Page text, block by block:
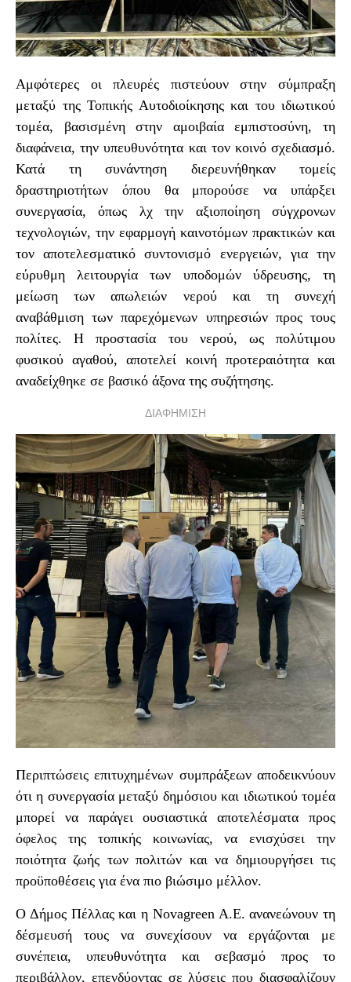
Αμφότερες οι πλευρές πιστεύουν στην σύμπραξη
μεταξύ της Τοπικής Αυτοδιοίκησης και του ιδιωτικού
τομέα, βασισμένη στην αμοιβαία εμπιστοσύνη, τη
διαφάνεια, την υπευθυνότητα και τον κοινό σχεδιασμό.
Κατά τη συνάντηση διερευνήθηκαν τομείς
δραστηριοτήτων όπου θα μπορούσε να υπάρξει
συνεργασία, όπως λχ την αξιοποίηση σύγχρονων
τεχνολογιών, την εφαρμογή καινοτόμων πρακτικών και
τον αποτελεσματικό συντονισμό ενεργειών, για την
εύρυθμη λειτουργία των υποδομών ύδρευσης, τη
μείωση των απωλειών νερού και τη συνεχή
αναβάθμιση των παρεχόμενων υπηρεσιών προς τους
πολίτες. Η προστασία του νερού, ως πολύτιμου
φυσικού αγαθού, αποτελεί κοινή προτεραιότητα και
αναδείχθηκε σε βασικό άξονα της συζήτησης.
ΔΙΑΦΗΜΙΣΗ
Περιπτώσεις επιτυχημένων συμπράξεων αποδεικνύουν
ότι η συνεργασία μεταξύ δημόσιου και ιδιωτικού τομέα
μπορεί να παράγει ουσιαστικά αποτελέσματα προς
όφελος της τοπικής κοινωνίας, να ενισχύσει την
ποιότητα ζωής των πολιτών και να δημιουργήσει τις
προϋποθέσεις για ένα πιο βιώσιμο μέλλον.
Ο Δήμος Πέλλας και η Novagreen A.E. ανανεώνουν τη
δέσμευσή τους να συνεχίσουν να εργάζονται με
συνέπεια, υπευθυνότητα και σεβασμό προς το
περιβάλλον, επενδύοντας σε λύσεις που διασφαλίζουν